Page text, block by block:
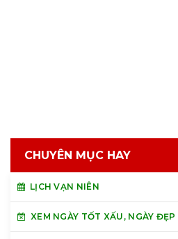
CHUYÊN MỤC HAY
LỊCH VẠN NIÊN
XEM NGÀY TỐT XẤU, NGÀY ĐẸP